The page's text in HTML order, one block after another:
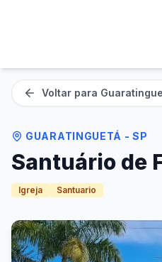
Voltar para
GUARATINGUETÁ - SP
Santuário de
Igreja Santuario